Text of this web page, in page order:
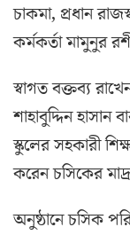
চাকমা, প্রধান
কর্মকর্তা মামুনুর
স্বাগত বক্তব্য
শাহাবুদ্দিন
স্কুলের সহকারী
করেন চসিকের
অনুষ্ঠানে চসিক